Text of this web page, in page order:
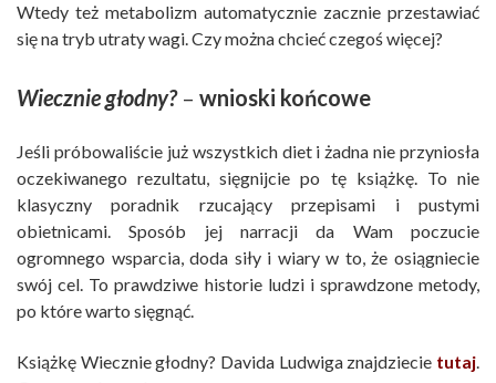
Wtedy też metabolizm automatycznie zacznie przestawiać
się na tryb utraty wagi. Czy można chcieć czegoś więcej?
Wiecznie głodny?– wnioski końcowe
Jeśli próbowaliście już wszystkich diet i żadna nie przyniosła
oczekiwanego rezultatu, sięgnijcie po tę książkę. To nie
klasyczny poradnik rzucający przepisami i pustymi
obietnicami. Sposób jej narracji da Wam poczucie
ogromnego wsparcia, doda siły i wiary w to, że osiągniecie
swój cel. To prawdziwe historie ludzi i sprawdzone metody,
po które warto sięgnąć.
Książkę Wiecznie głodny? Davida Ludwiga znajdziecie tutaj.